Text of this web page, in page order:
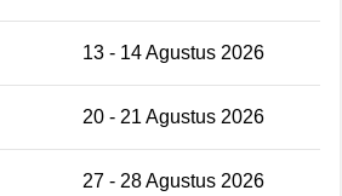
13 - 14 Agustus 2026
20 - 21 Agustus 2026
27 - 28 Agustus 2026